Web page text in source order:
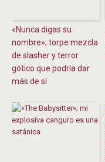
«Nunca digas su
nombre»; torpe mezcla
de slasher y terror
gótico que podría dar
más de sí